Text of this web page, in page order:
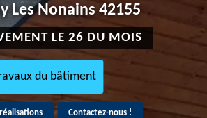
Les Nonains 42155
LE 26 DU MOIS
du bâtiment
Contactez-nous !